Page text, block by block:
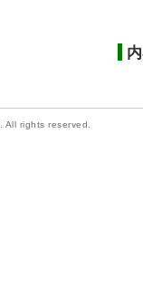
All rights reserved.